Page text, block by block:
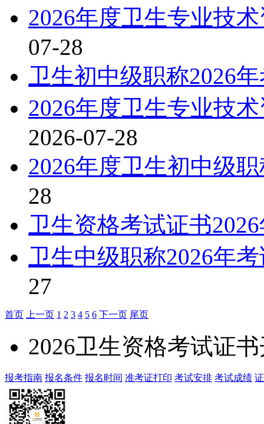
2026年度卫生专业技
07-28
卫生初中级职称2026
2026年度卫生专业技
2026-07-28
2026年度卫生初中级
28
卫生资格考试证书
卫生中级职称2026年
27
首页 上一页 1 2 3 4 5 6 下一页 尾页
2026卫生资格考试证
报考指南 报名条件 报名时间 准考证打印 考试安排 考试成绩